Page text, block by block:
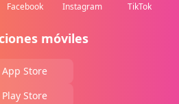
Facebook Instagram TikTok
móviles
App Store
Play Store